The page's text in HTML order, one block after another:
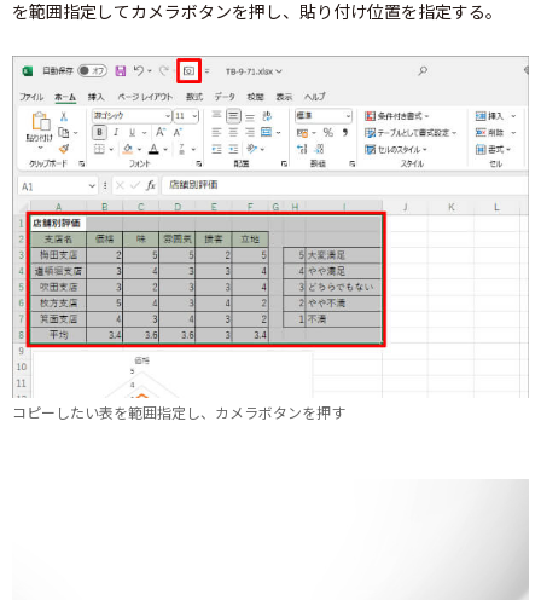
を範囲指定してカメラボタンを押し、貼り付け位置を指定する。
コピーしたい表を範囲指定し、カメラボタンを押す